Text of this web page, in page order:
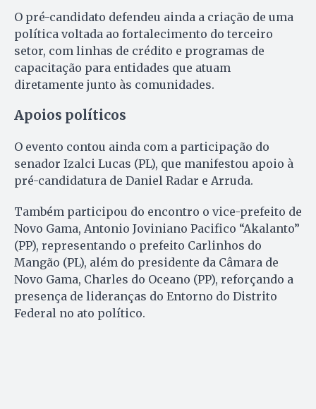
O pré-candidato defendeu ainda a criação de uma
política voltada ao fortalecimento do terceiro
setor, com linhas de crédito e programas de
capacitação para entidades que atuam
diretamente junto às comunidades.
Apoios políticos
O evento contou ainda com a participação do
senador Izalci Lucas (PL), que manifestou apoio à
pré-candidatura de Daniel Radar e Arruda.
Também participou do encontro o vice-prefeito de
Novo Gama, Antonio Joviniano Pacifico “Akalanto”
(PP), representando o prefeito Carlinhos do
Mangão (PL), além do presidente da Câmara de
Novo Gama, Charles do Oceano (PP), reforçando a
presença de lideranças do Entorno do Distrito
Federal no ato político.